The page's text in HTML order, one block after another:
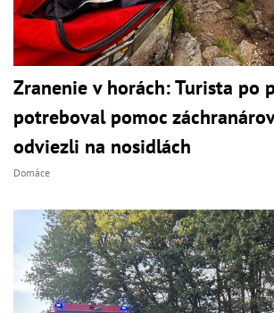
Zranenie v horách: Turista po
potreboval pomoc
odviezli na nosidlách
Domáce